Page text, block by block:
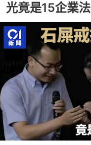
光竟是15企業